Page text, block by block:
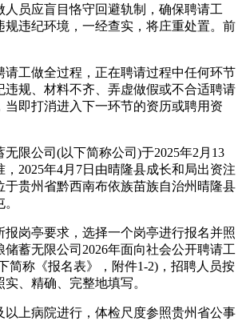
人员应盲目恪守回避轨制，确保聘请工
规违纪环境，一经查实，将庄重处置。前
工做全过程，正在聘请过程中任何环节
违规、材料不齐、弄虚做假或不合适聘请
当即打消进入下一环节的资历或聘用资
公司(以下简称公司)于2025年2月13
，2025年4月7日由晴隆县成长和局出资注
于贵州省黔西南布依族苗族自治州晴隆县
岗亭要求，选择一个岗亭进行报名并照
储蓄无限公司2026年面向社会公开聘请工
简称《报名表》，附件1-2)，招聘人员按
、精确、完整地填写。
上病院进行，体检尺度参照贵州省公事